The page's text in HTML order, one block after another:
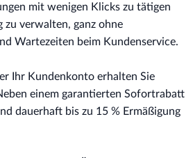
mit wenigen Klicks zu tätigen
zu verwalten, ganz ohne
Wartezeiten beim Kundenservice.
Ihr Kundenkonto erhalten Sie
einem garantierten Sofortrabatt
dauerhaft bis zu 15 % Ermäßigung